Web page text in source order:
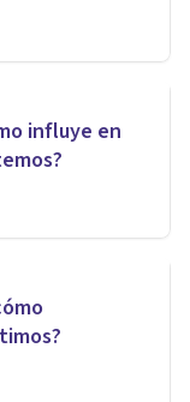
influye en